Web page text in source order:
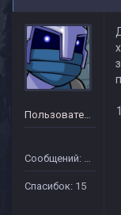
Пользователь
Сообщений: 16
Спасибок: 15